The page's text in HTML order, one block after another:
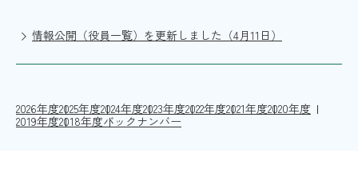
情報公開（役員一覧）を更新しました（4月11日）
2026年度2025年度2024年度2023年度2022年度2021年度2020年度
2019年度2018年度バックナンバー